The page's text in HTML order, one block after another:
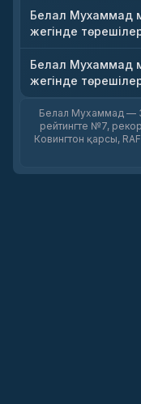
Белал Мухаммад
жегінде
Белал Мухаммад
жегінде
Белал Мухаммад —
рейтингте №7,
Ковингтон қарсы,